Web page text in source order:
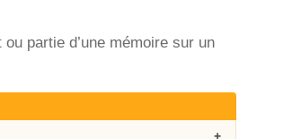
partie d’une mémoire sur un